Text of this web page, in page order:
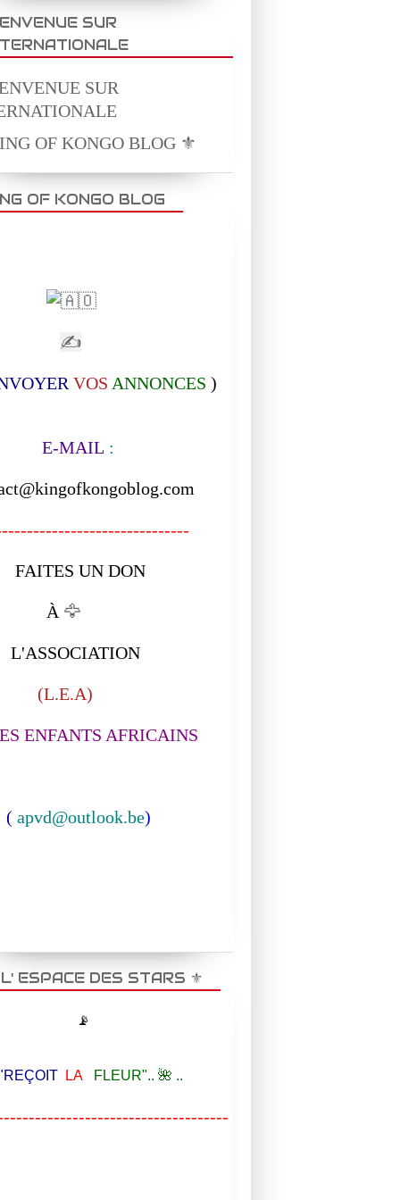
SUR
OF KONGO BLOG ⚜️
OF KONGO BLOG
✍
VOS ANNONCES )
MAIL :
UN DON
🦅
ENFANTS AFRICAINS
apvd@outlook.be)
ESPACE DES STARS ⚜️
📡
LA FLEUR".. 🌺 ..